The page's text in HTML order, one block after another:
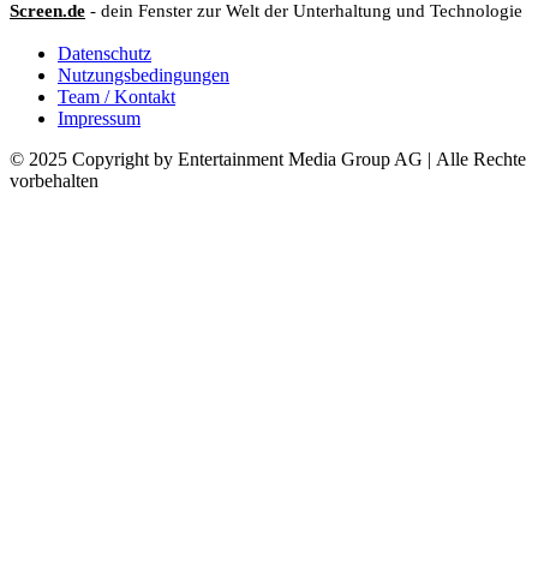
Screen.de - dein Fenster zur Welt der Unterhaltung und Technologie
Datenschutz
Nutzungsbedingungen
Team / Kontakt
Impressum
© 2025 Copyright by Entertainment Media Group AG | Alle Rechte
vorbehalten